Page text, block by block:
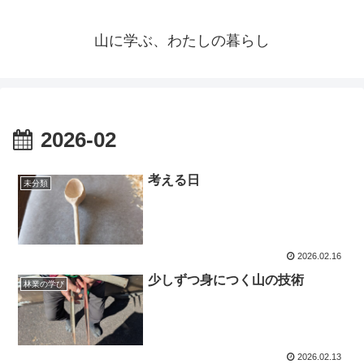
山に学ぶ、わたしの暮らし
2026-02
未分類 考える日
2026.02.16
林業の学び 少しずつ身につく山の技術
2026.02.13